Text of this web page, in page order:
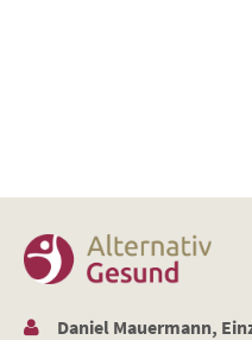
Daniel Mauermann,